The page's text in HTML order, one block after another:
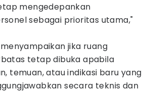
mengedepankan
sebagai prioritas utama,"
jika ruang
tetap dibuka apabila
temuan, atau indikasi baru yang
secara teknis dan